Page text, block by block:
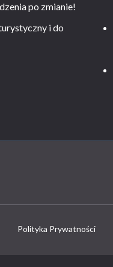
po zmianie!
i do
Polityka Prywatności